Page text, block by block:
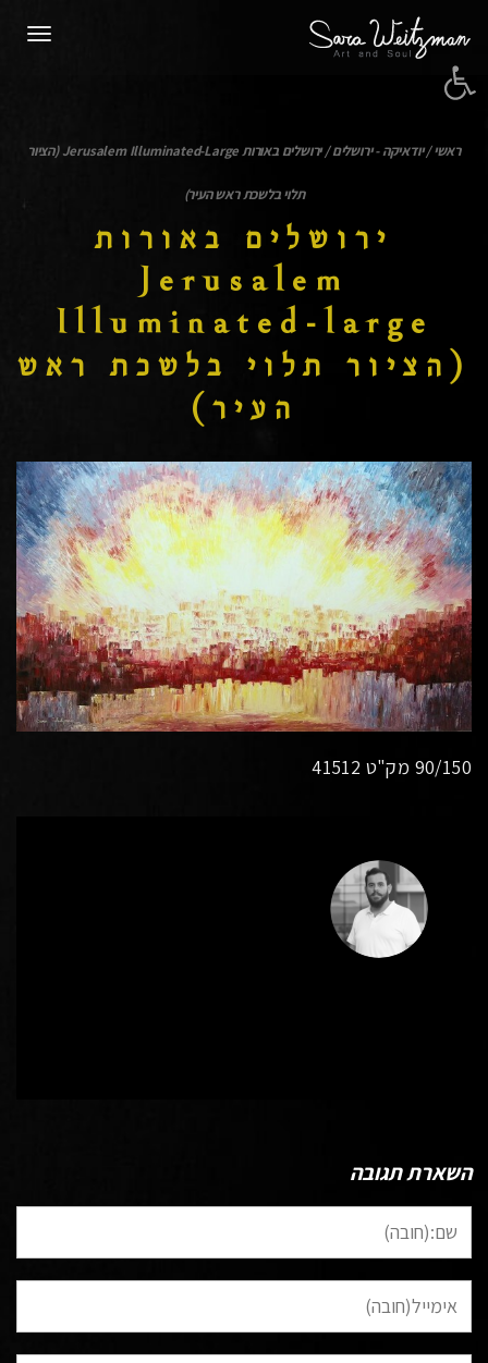
פתח סרגל נגישות
ראשי / יודאיקה - ירושלים / ירושלים באורות Jerusalem Illuminated-Large (הציור
תלוי בלשכת ראש העיר)
ירושלים באורות
Jerusalem
Illuminated-large
(הציור תלוי בלשכת ראש
העיר)
90/150 מק"ט 41512
השארת תגובה